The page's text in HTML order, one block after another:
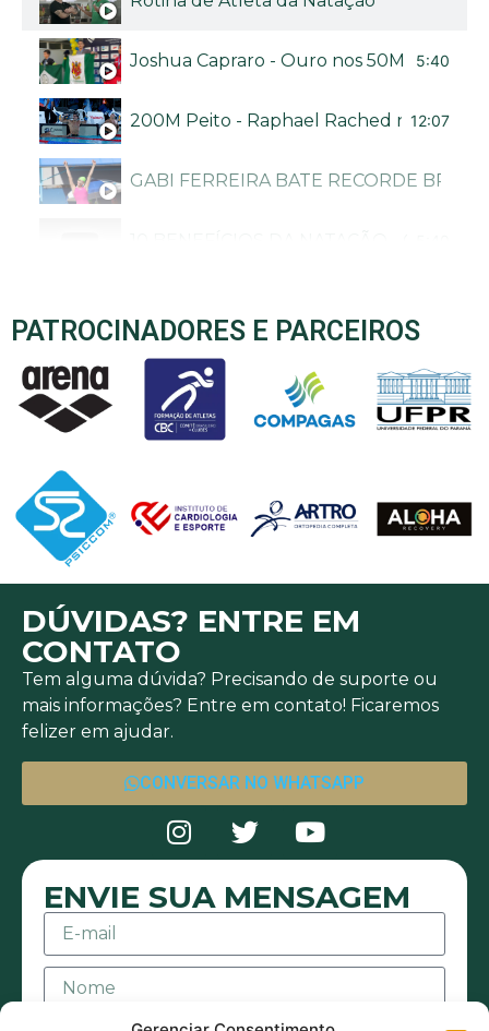
Joshua Capraro - Ouro nos 50M livre no
5:40
200M Peito - Raphael Rached no Troféu
12:07
GABI FERREIRA BATE RECORDE
PATROCINADORES E PARCEIROS
DÚVIDAS? ENTRE EM
CONTATO
Tem alguma dúvida? Precisando de suporte ou
mais informações? Entre em contato! Ficaremos
felizer em ajudar.
CONVERSAR NO WHATSAPP
ENVIE SUA MENSAGEM